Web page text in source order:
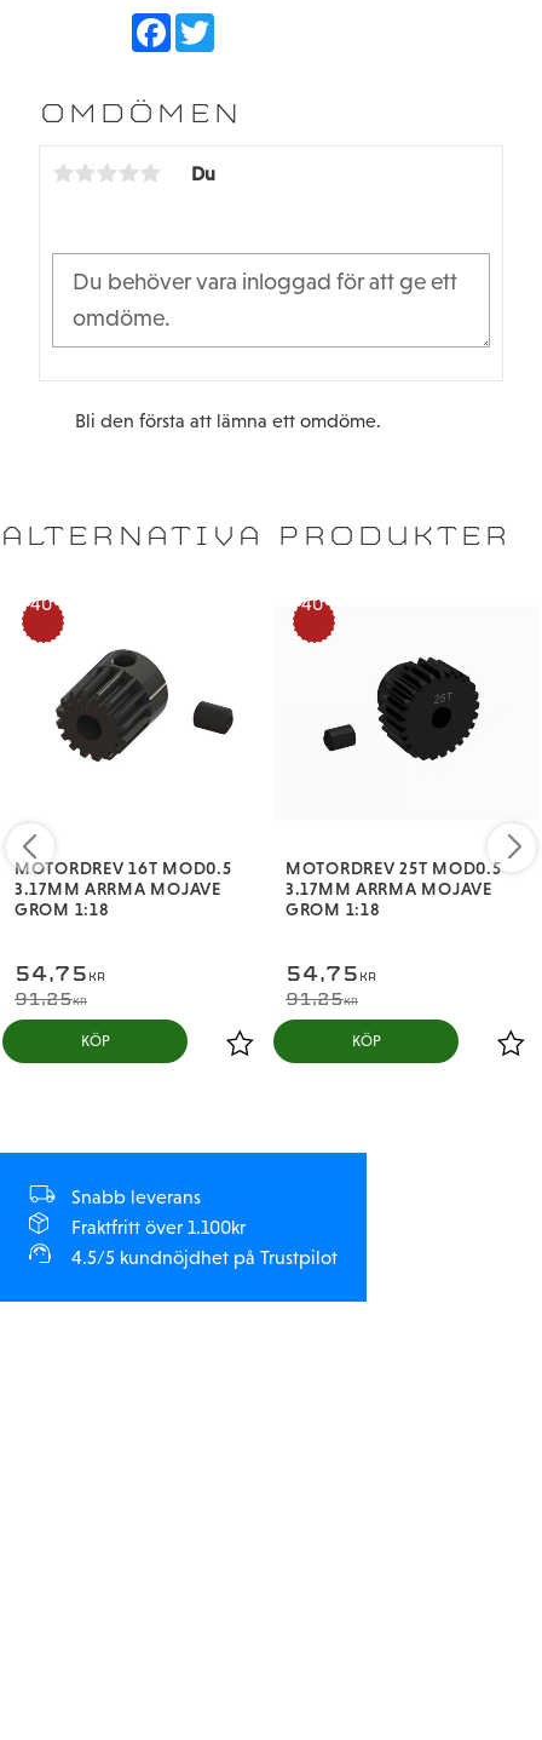
F
b
o
T
t
e
OMDÖMEN
Du
Bli den första att lämna ett omdöme.
ALTERNATIVA PRODUKTER
MOTORDREV 16T MOD0.5
3.17MM ARRMA MOJAVE
GROM 1:18
54,75 KR
91,25KR
40
%
KÖP
MOTORDREV 25T MOD0.5
3.17MM ARRMA MOJAVE
GROM 1:18
54,75 KR
91,25KR
40
%
KÖP
Snabb leverans
Fraktfritt över 1.100kr
4.5/5 kundnöjdhet på Trustpilot